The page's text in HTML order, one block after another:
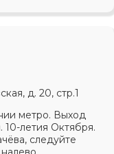
д. 20, стр.1
метро. Выход
10-летия Октября.
следуйте